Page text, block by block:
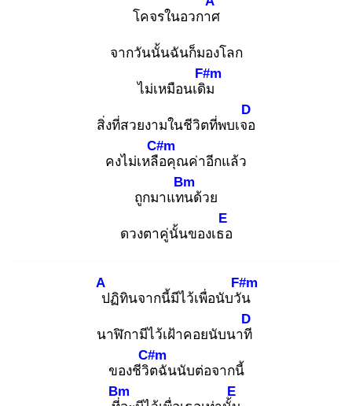
โคจรในอวกาศ
จากวันนั้นฉันก็มองโลก
ไม่เหมือนเดิม
F#m
สิ่งที่สวยงามในชีวิตที่พบเจอ
D
คงไม่เหลือ
C#m
คุณค่าอีกแล้ว
ถูกมาแทน
Bm
ด้วย
ดวงตาคู่นั้นของเธอ
E
ป
A
ฏิทินจากนี้มีไว้เพื่อนับวัน
F#m
นาฬิกามีไว้เฝ้าคอยนับนาที
D
ของชีวิต
C#m
ฉันนับต่อจากนี้
Bm
E